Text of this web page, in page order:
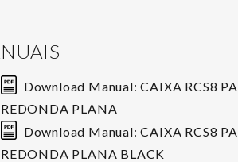
Download Manual: CAIXA RCS8 PA
REDONDA PLANA
Download Manual: CAIXA RCS8 PA
REDONDA PLANA BLACK